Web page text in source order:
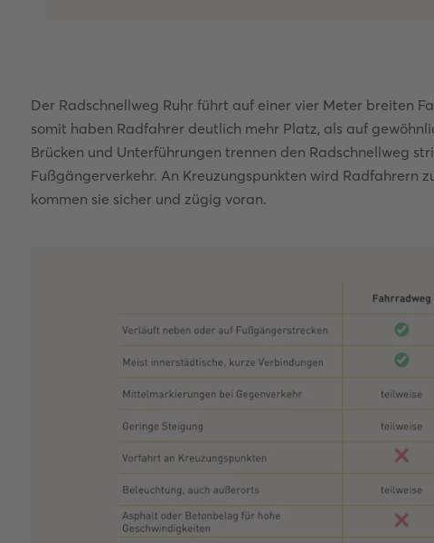
Der Radschnellweg Ruhr führt auf einer vier Meter breiten
somit haben Radfahrer deutlich mehr Platz, als auf
Brücken und Unterführungen trennen den Radschnellweg
Fußgängerverkehr. An Kreuzungspunkten wird Radfahrern
kommen sie sicher und zügig voran.